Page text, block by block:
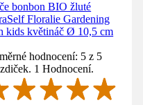
bonbon BIO žluté
Floralie Gardening
kids květináč Ø 10,5 cm
hodnocení: 5 z 5
1 Hodnocení.